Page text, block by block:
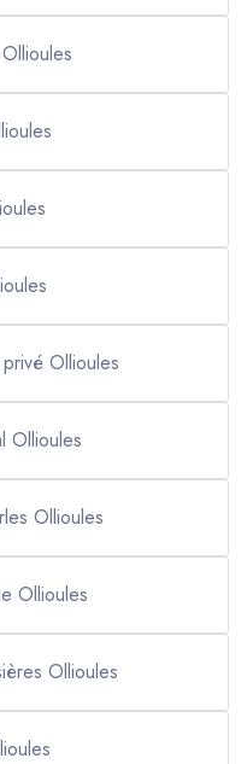
Ollioules
Ollioules
Ollioules
Ollioules
Ollioules